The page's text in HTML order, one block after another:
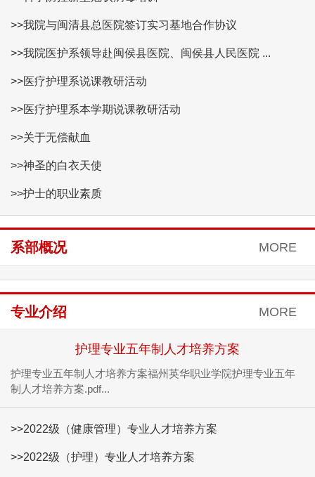
>>我院与闽清县总医院签订实习基地合作协议
>>我院医护系领导赴闽侯县医院、闽侯县人民医院 ...
>>医疗护理系说课教研活动
>>医疗护理系本学期说课教研活动
>>关于无偿献血
>>神圣的白衣天使
>>护士的职业素质
系部概况 MORE
专业介绍 MORE
护理专业五年制人才培养方案
护理专业五年制人才培养方案福州英华职业学院护理专业五年
制人才培养方案.pdf...
>>2022级（健康管理）专业人才培养方案
>>2022级（护理）专业人才培养方案